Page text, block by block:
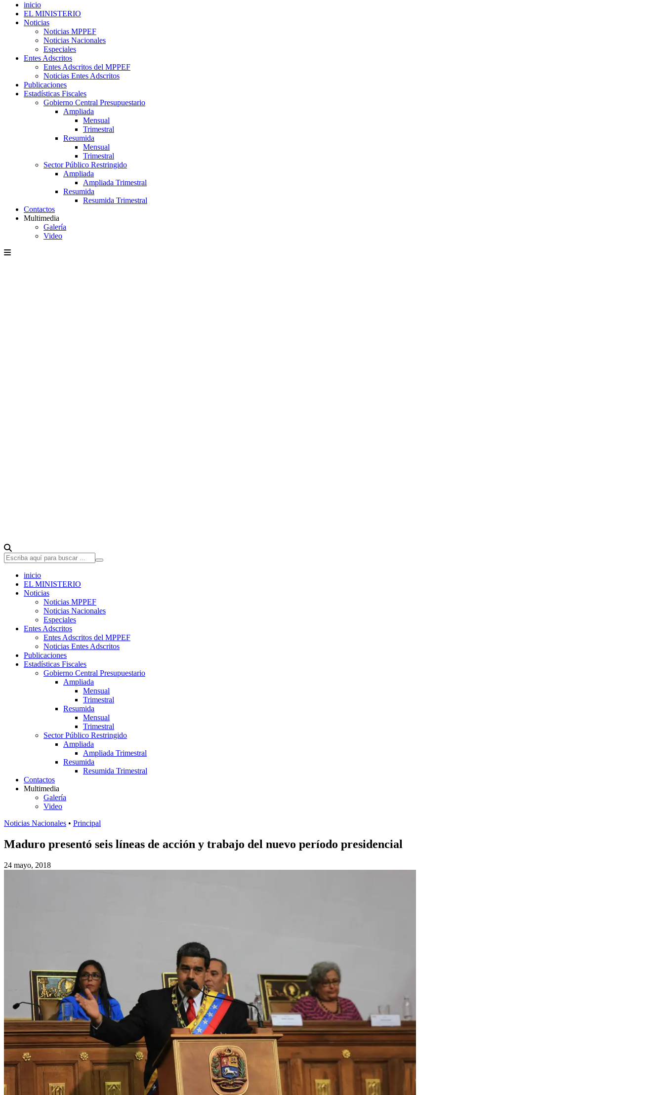
inicio
EL MINISTERIO
Noticias
Noticias MPPEF
Noticias Nacionales
Especiales
Entes Adscritos
Entes Adscritos del MPPEF
Noticias Entes Adscritos
Publicaciones
Estadísticas Fiscales
Gobierno Central Presupuestario
Ampliada
Mensual
Trimestral
Resumida
Mensual
Trimestral
Sector Público Restringido
Ampliada
Ampliada Trimestral
Resumida
Resumida Trimestral
Contactos
Multimedia
Galería
Video
inicio
EL MINISTERIO
Noticias
Noticias MPPEF
Noticias Nacionales
Especiales
Entes Adscritos
Entes Adscritos del MPPEF
Noticias Entes Adscritos
Publicaciones
Estadísticas Fiscales
Gobierno Central Presupuestario
Ampliada
Mensual
Trimestral
Resumida
Mensual
Trimestral
Sector Público Restringido
Ampliada
Ampliada Trimestral
Resumida
Resumida Trimestral
Contactos
Multimedia
Galería
Video
Noticias Nacionales • Principal
Maduro presentó seis líneas de acción y trabajo del nuevo período presidencial
24 mayo, 2018